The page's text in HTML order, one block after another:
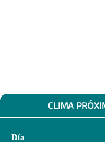
CLIMA
Día